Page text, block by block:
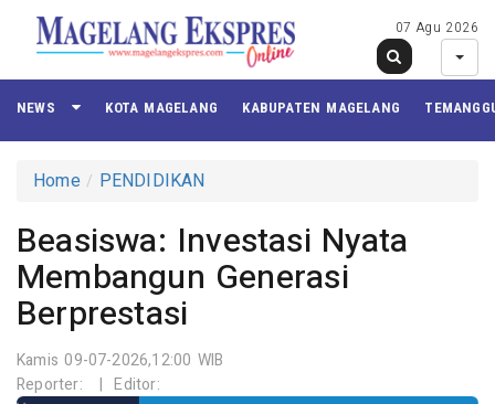
07 Agu 2026
NEWS KOTA MAGELANG KABUPATEN MAGELANG
Home PENDIDIKAN
Beasiswa: Investasi Nyata
Membangun Generasi
Berprestasi
Kamis 09-07-2026,12:00 WIB
Reporter:
| Editor: